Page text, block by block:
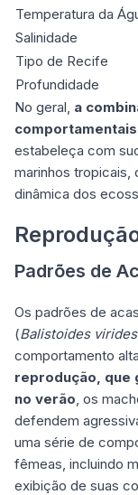
Temperatura da
Salinidade
Tipo de Recife
Profundidade
No geral, a
comportamentais
estabeleça com
marinhos tropicais,
dinâmica dos
Padrões de
Os padrões de
(Balistoides
comportamento
reprodução, que
no verão , os
defendem
uma série de
fêmeas, incluindo
exibição de suas